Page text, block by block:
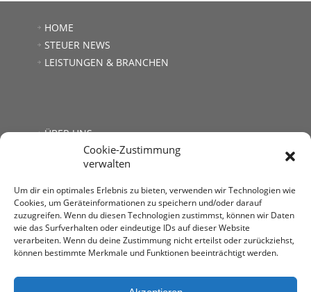
Cookie-Zustimmung
verwalten
Um dir ein optimales Erlebnis zu bieten, verwenden wir Technologien wie
Cookies, um Geräteinformationen zu speichern und/oder darauf
zuzugreifen. Wenn du diesen Technologien zustimmst, können wir Daten
wie das Surfverhalten oder eindeutige IDs auf dieser Website
verarbeiten. Wenn du deine Zustimmung nicht erteilst oder zurückziehst,
können bestimmte Merkmale und Funktionen beeinträchtigt werden.
HOME
STEUER NEWS
LEISTUNGEN & BRANCHEN
ÜBER UNS
KONTAKT
Steuerberatung Mag. Andrea Kromer